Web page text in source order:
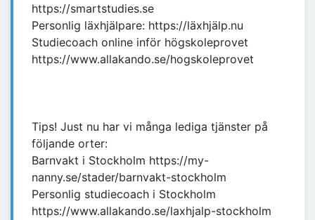
https://smartstudies.se
Personlig läxhjälpare: https://läxhjälp.nu
Studiecoach online inför högskoleprovet
https://www.allakando.se/hogskoleprovet
Tips! Just nu har vi många lediga tjänster på
följande orter:
Barnvakt i Stockholm https://my-
nanny.se/stader/barnvakt-stockholm
Personlig studiecoach i Stockholm
https://www.allakando.se/laxhjalp-stockholm